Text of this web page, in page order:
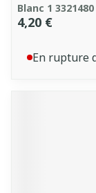
Blanc 1 3321480
4,20 €
En rupture